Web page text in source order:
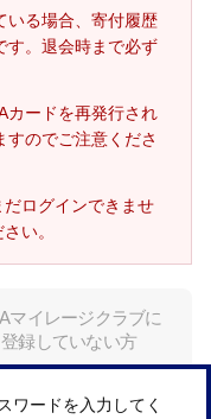
いる場合、寄付履歴
す。退会時まで必ず
カードを再発行され
すのでご注意くださ
ログインできませ
い。
マイレージクラブに
登録していない方
ワードを入力してく